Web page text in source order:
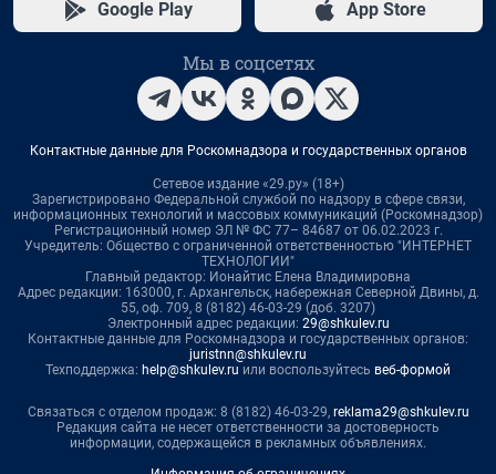
Google Play App Store
Мы в соцсетях
Контактные данные для Роскомнадзора и государственных органов
Сетевое издание «29.ру» (18+)
Зарегистрировано Федеральной службой по надзору в сфере связи,
информационных технологий и массовых коммуникаций (Роскомнадзор)
Регистрационный номер ЭЛ № ФС 77– 84687 от 06.02.2023 г.
Учредитель: Общество с ограниченной ответственностью "ИНТЕРНЕТ
ТЕХНОЛОГИИ"
Главный редактор: Ионайтис Елена Владимировна
Адрес редакции: 163000, г. Архангельск, набережная Северной Двины, д.
55, оф. 709, 8 (8182) 46-03-29 (доб. 3207)
Электронный адрес редакции: 29@shkulev.ru
Контактные данные для Роскомнадзора и государственных органов:
juristnn@shkulev.ru
Техподдержка: help@shkulev.ru или воспользуйтесь веб-формой
Связаться с отделом продаж: 8 (8182) 46-03-29, reklama29@shkulev.ru
Редакция сайта не несет ответственности за достоверность
информации, содержащейся в рекламных объявлениях.